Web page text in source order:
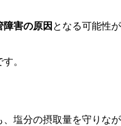
害の原因 となる可能性が
。
塩分の摂取量を守りなが